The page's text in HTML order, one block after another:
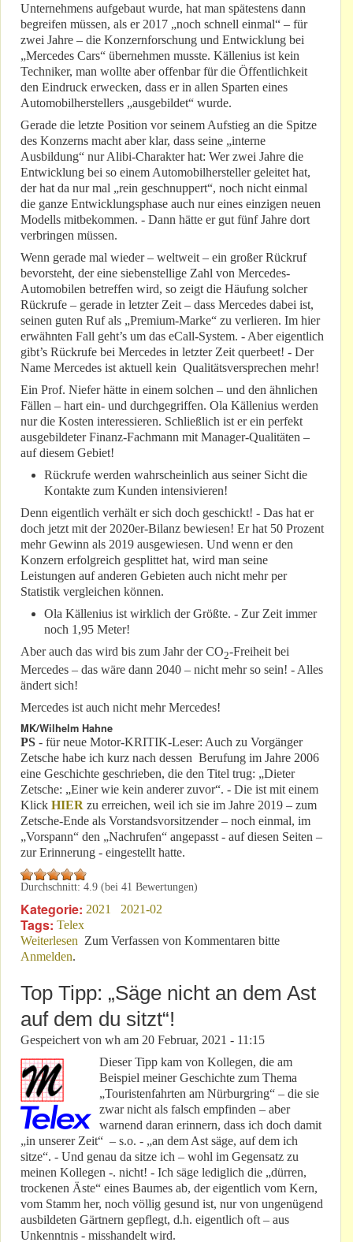
Unternehmens aufgebaut wurde, hat man spätestens dann
begreifen müssen, als er 2017 „noch schnell einmal“ – für
zwei Jahre – die Konzernforschung und Entwicklung bei
„Mercedes Cars“ übernehmen musste. Källenius ist kein
Techniker, man wollte aber offenbar für die Öffentlichkeit
den Eindruck erwecken, dass er in allen Sparten eines
Automobilherstellers „ausgebildet“ wurde.
Gerade die letzte Position vor seinem Aufstieg an die Spitze
des Konzerns macht aber klar, dass seine „interne
Ausbildung“ nur Alibi-Charakter hat: Wer zwei Jahre die
Entwicklung bei so einem Automobilhersteller geleitet hat,
der hat da nur mal „rein geschnuppert“, noch nicht einmal
die ganze Entwicklungsphase auch nur eines einzigen neuen
Modells mitbekommen. - Dann hätte er gut fünf Jahre dort
verbringen müssen.
Wenn gerade mal wieder – weltweit – ein großer Rückruf
bevorsteht, der eine siebenstellige Zahl von Mercedes-
Automobilen betreffen wird, so zeigt die Häufung solcher
Rückrufe – gerade in letzter Zeit – dass Mercedes dabei ist,
seinen guten Ruf als „Premium-Marke“ zu verlieren. Im hier
erwähnten Fall geht’s um das eCall-System. - Aber eigentlich
gibt’s Rückrufe bei Mercedes in letzter Zeit querbeet! - Der
Name Mercedes ist aktuell kein Qualitätsversprechen mehr!
Ein Prof. Niefer hätte in einem solchen – und den ähnlichen
Fällen – hart ein- und durchgegriffen. Ola Källenius werden
nur die Kosten interessieren. Schließlich ist er ein perfekt
ausgebildeter Finanz-Fachmann mit Manager-Qualitäten –
auf diesem Gebiet!
Rückrufe werden wahrscheinlich aus seiner Sicht die
Kontakte zum Kunden intensivieren!
Denn eigentlich verhält er sich doch geschickt! - Das hat er
doch jetzt mit der 2020er-Bilanz bewiesen! Er hat 50 Prozent
mehr Gewinn als 2019 ausgewiesen. Und wenn er den
Konzern erfolgreich gesplittet hat, wird man seine
Leistungen auf anderen Gebieten auch nicht mehr per
Statistik vergleichen können.
Ola Källenius ist wirklich der Größte. - Zur Zeit immer
noch 1,95 Meter!
Aber auch das wird bis zum Jahr der CO2-Freiheit bei
Mercedes – das wäre dann 2040 – nicht mehr so sein! - Alles
ändert sich!
Mercedes ist auch nicht mehr Mercedes!
MK/Wilhelm Hahne
PS - für neue Motor-KRITIK-Leser: Auch zu Vorgänger
Zetsche habe ich kurz nach dessen Berufung im Jahre 2006
eine Geschichte geschrieben, die den Titel trug: „Dieter
Zetsche: „Einer wie kein anderer zuvor“. - Die ist mit einem
Klick HIER zu erreichen, weil ich sie im Jahre 2019 – zum
Zetsche-Ende als Vorstandsvorsitzender – noch einmal, im
„Vorspann“ den „Nachrufen“ angepasst - auf diesen Seiten –
zur Erinnerung - eingestellt hatte.
Durchschnitt: 4.9 (bei 41 Bewertungen)
Kategorie: 2021 2021-02
Tags: Telex
Weiterlesen über Lob verdient? - Ola-la, Källenius, alter Schwede!
Zum Verfassen von Kommentaren bitte
Anmelden.
Top Tipp: „Säge nicht an dem Ast
auf dem du sitzt“!
Gespeichert von wh am 20 Februar, 2021 - 11:15
Dieser Tipp kam von Kollegen, die am
Beispiel meiner Geschichte zum Thema
„Touristenfahrten am Nürburgring“ – die sie
zwar nicht als falsch empfinden – aber
warnend daran erinnern, dass ich doch damit
„in unserer Zeit“ – s.o. - „an dem Ast säge, auf dem ich
sitze“. - Und genau da sitze ich – wohl im Gegensatz zu
meinen Kollegen -. nicht! - Ich säge lediglich die „dürren,
trockenen Äste“ eines Baumes ab, der eigentlich vom Kern,
vom Stamm her, noch völlig gesund ist, nur von ungenügend
ausbildeten Gärtnern gepflegt, d.h. eigentlich oft – aus
Unkenntnis - misshandelt wird.